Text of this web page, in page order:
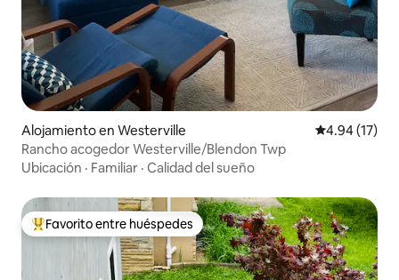
Alojamiento en Westerville Calificación
4.94 (17)
Rancho acogedor Westerville/Blendon Twp
Ubicación · Familiar · Calidad del sueño
Favorito entre huéspedes preferido
Favorito entre huéspedes